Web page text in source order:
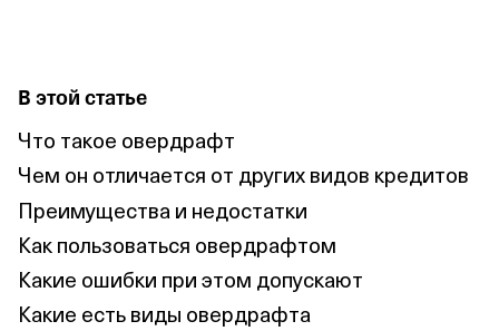
В этой статье
Что такое овердрафт
Чем он отличается от других видов кредитов
Преимущества и недостатки
Как пользоваться овердрафтом
Какие ошибки при этом допускают
Какие есть виды овердрафта